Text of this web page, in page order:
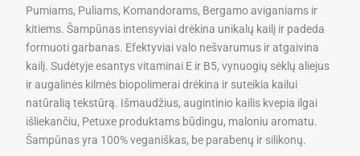
Pumiams, Puliams, Komandorams, Bergamo aviganiams ir
kitiems. Šampūnas intensyviai drėkina unikalų kailį ir padeda
formuoti garbanas. Efektyviai valo nešvarumus ir atgaivina
kailį. Sudėtyje esantys vitaminai E ir B5, vynuogių sėklų aliejus
ir augalinės kilmės biopolimerai drėkina ir suteikia kailui
natūralią tekstūrą. Išmaudžius, augintinio kailis kvepia ilgai
išliekančiu, Petuxe produktams būdingu, maloniu aromatu.
Šampūnas yra 100%veganiškas, be parabenų ir silikonų.